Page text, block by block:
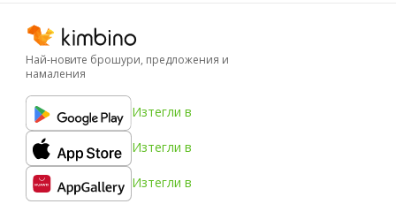
Най-новите брошури, предложения и
намаления
Изтегли в
Изтегли в
Изтегли в